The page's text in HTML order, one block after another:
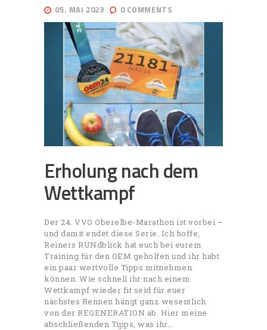
05. MAI 2023 0 COMMENTS
Erholung nach dem
Wettkampf
Der 24. VVO Oberelbe-Marathon ist vorbei –
und damit endet diese Serie. Ich hoffe,
Reiners RUNdblick hat euch bei eurem
Training für den OEM geholfen und ihr habt
ein paar wertvolle Tipps mitnehmen
können. Wie schnell ihr nach einem
Wettkampf wieder fit seid für euer
nächstes Rennen hängt ganz wesentlich
von der REGENERATION ab. Hier meine
abschließenden Tipps, was ihr…